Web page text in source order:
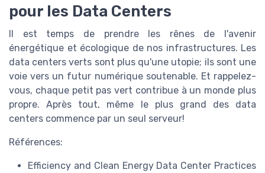
pour les Data Centers
Il est temps de prendre les rênes de l'avenir
énergétique et écologique de nos infrastructures. Les
data centers verts sont plus qu'une utopie; ils sont une
voie vers un futur numérique soutenable. Et rappelez-
vous, chaque petit pas vert contribue à un monde plus
propre. Après tout, même le plus grand des data
centers commence par un seul serveur!
Références:
Efficiency and Clean Energy Data Center Practices